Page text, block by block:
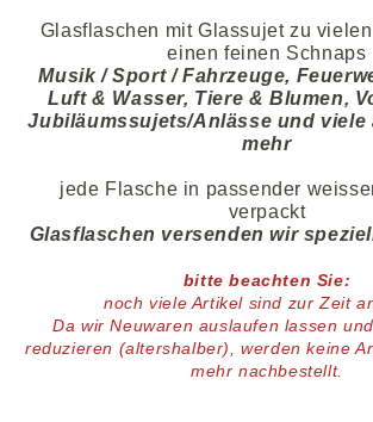
Glasflaschen mit Glassujet zu
einen feinen Schnaps
Musik / Sport / Fahrzeuge,
Luft & Wasser, Tiere & Blumen,
Jubiläumssujets/Anlässe und viele
mehr
jede Flasche in passender
verpackt
Glasflaschen versenden wir
bitte beachten Sie:
noch viele Artikel sind zur Zeit
Da wir Neuwaren auslaufen lassen
reduzieren (altershalber),werden keine
mehr nachbestellt.